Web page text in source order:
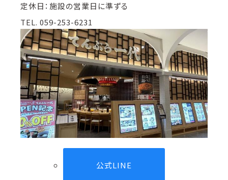
定休日：施設の営業日に準ずる
TEL. 059-253-6231
公式LINE